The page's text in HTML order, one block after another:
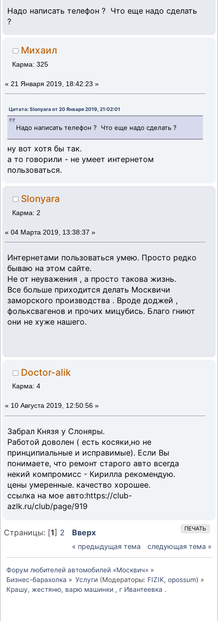
Надо написать телефон ? Что еще надо сделать
?
Михаил
Карма: 325
« 21 Января 2019, 18:42:23 »
Цитата: Slonyara от 20 Января 2019, 21:02:01
Надо написать телефон ? Что еще надо сделать ?
ну вот хотя бы так.
а то говорили - не умеет интернетом
пользоваться.
Slonyara
Карма: 2
« 04 Марта 2019, 13:38:37 »
Интернетами пользоваться умею. Просто редко
бываю на этом сайте.
Не от неуважения , а просто такова жизнь.
Все больше приходится делать Москвичи
заморского производства . Вроде доджей ,
фольксвагенов и прочих мицубись. Благо гниют
они не хуже нашего.
Doctor-alik
Карма: 4
« 10 Августа 2019, 12:50:56 »
Забрал Князя у Слоняры.
Работой доволен ( есть косяки,но не
принципиальные и исправимые). Если Вы
понимаете, что ремонт старого авто всегда
некий компромисс - Кирилла рекомендую.
цены умеренные. качество хорошее.
ссылка на мое авто:https://club-
azlk.ru/club/page/919
ПЕЧАТЬ
Страницы: [1] 2 Вверх
« предыдущая тема следующая тема »
Форум любителей автомобилей «Москвич» »
Бизнес-барахолка » Услуги (Модераторы: FIZIK, opossum) »
Крашу, жестяню, варю машинки , г Ивантеевка .